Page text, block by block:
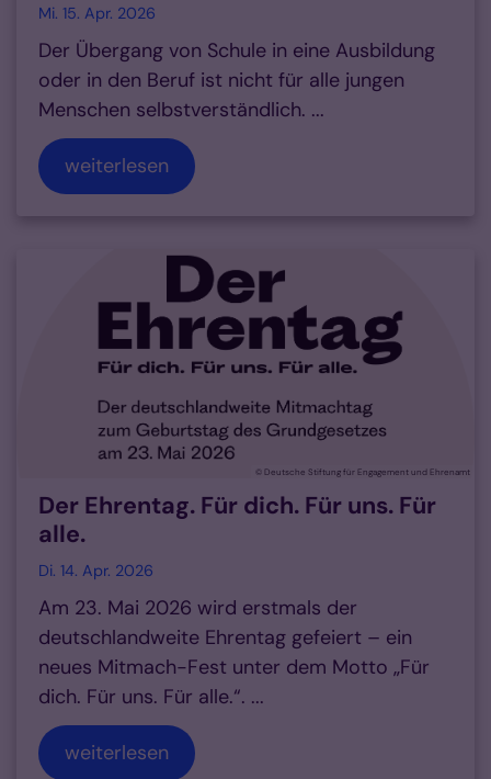
Mi. 15. Apr. 2026
Der Übergang von Schule in eine Ausbildung
oder in den Beruf ist nicht für alle jungen
Menschen selbstverständlich. ...
weiterlesen
© Deutsche Stiftung für Engagement und Ehrenamt
Der Ehrentag. Für dich. Für uns. Für
alle.
Di. 14. Apr. 2026
Am 23. Mai 2026 wird erstmals der
deutschlandweite Ehrentag gefeiert – ein
neues Mitmach-Fest unter dem Motto „Für
dich. Für uns. Für alle.“. ...
weiterlesen